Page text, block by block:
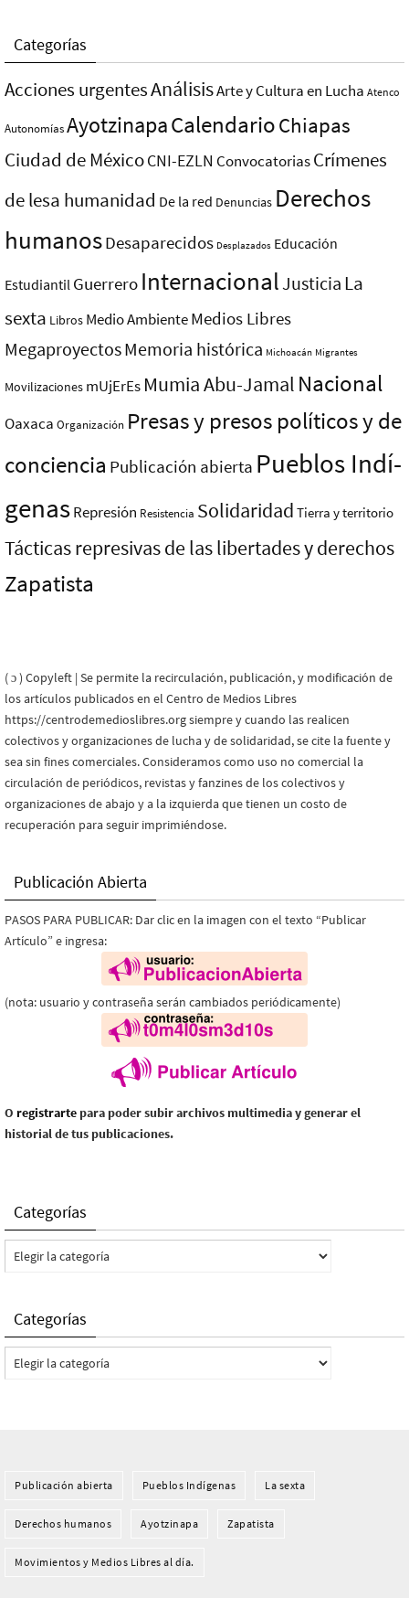
Categorías
Acciones urgentesAnálisisArte y Cultura en Lucha Atenco
AutonomíasAyotzinapaCalendarioChiapas
Ciudad de MéxicoCNI-EZLN ConvocatoriasCrímenes
de lesa humanidad De la red Denuncias Derechos
humanosDesaparecidos Desplazados Educación
Estudiantil Guerrero InternacionalJusticia La
sexta Libros Medio AmbienteMedios Libres
MegaproyectosMemoria histórica Michoacán Migrantes
Movilizaciones mUjErEs Mumia Abu-Jamal Nacional
Oaxaca Organización Presas y presos polí­ticos y de
conciencia Publicación abierta Pueblos Indí­
genasRepresión Resistencia Solidaridad Tierra y territorio
Tácticas represivas de las libertades y derechos
Zapatista
( ɔ ) Copyleft | Se permite la recirculación, publicación, y modificación de
los artículos publicados en el Centro de Medios Libres
https://centrodemedioslibres.org siempre y cuando las realicen
colectivos y organizaciones de lucha y de solidaridad, se cite la fuente y
sea sin fines comerciales. Consideramos como uso no comercial la
circulación de periódicos, revistas y fanzines de los colectivos y
organizaciones de abajo y a la izquierda que tienen un costo de
recuperación para seguir imprimiéndose.
Publicación Abierta
PASOS PARA PUBLICAR: Dar clic en la imagen con el texto “Publicar
Artículo” e ingresa:
(nota: usuario y contraseña serán cambiados periódicamente)
O registrarte para poder subir archivos multimedia y generar el
historial de tus publicaciones.
Categorías
Categorías
Categorías
Categorías
Publicación abierta Pueblos Indí­genas La sexta
Derechos humanos Ayotzinapa Zapatista
Movimientos y Medios Libres al día.